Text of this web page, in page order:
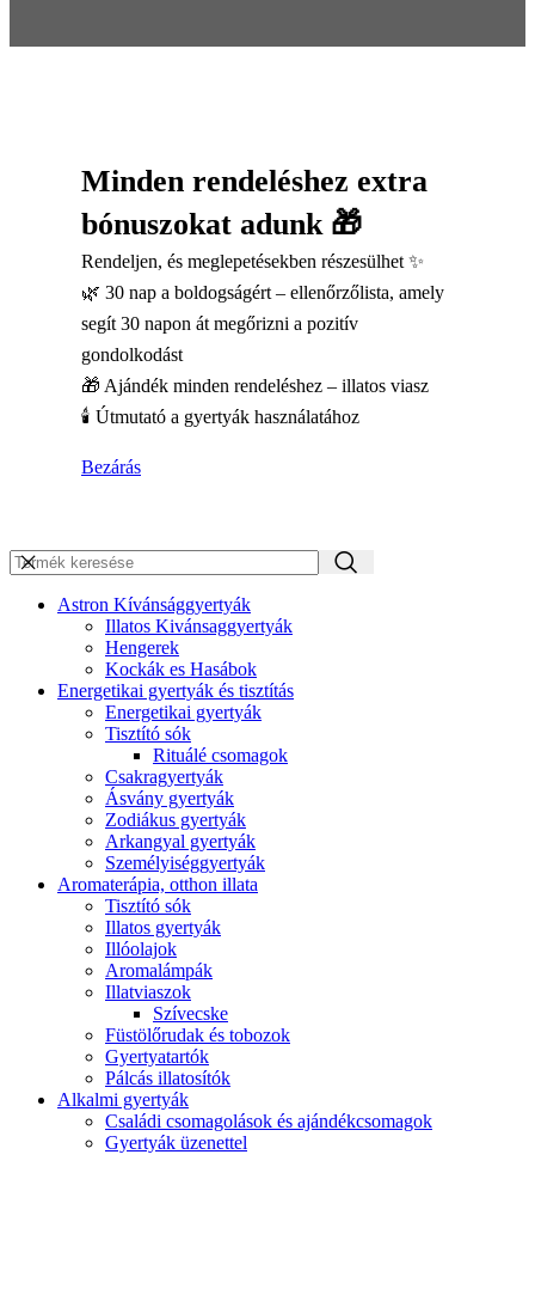
Minden rendeléshez extra
bónuszokat adunk 🎁
Rendeljen, és meglepetésekben részesülhet ✨
🌿 30 nap a boldogságért – ellenőrzőlista, amely
segít 30 napon át megőrizni a pozitív
gondolkodást
🎁 Ajándék minden rendeléshez – illatos viasz
🕯️ Útmutató a gyertyák használatához
Bezárás
Astron Kívánsággyertyák
Illatos Kivánsaggyertyák
Hengerek
Kockák es Hasábok
Energetikai gyertyák és tisztítás
Energetikai gyertyák
Tisztító sók
Rituálé csomagok
Csakragyertyák
Ásvány gyertyák
Zodiákus gyertyák
Arkangyal gyertyák
Személyiséggyertyák
Aromaterápia, otthon illata
Tisztító sók
Illatos gyertyák
Illóolajok
Aromalámpák
Illatviaszok
Szívecske
Füstölőrudak és tobozok
Gyertyatartók
Pálcás illatosítók
Alkalmi gyertyák
Családi csomagolások és ajándékcsomagok
Gyertyák üzenettel